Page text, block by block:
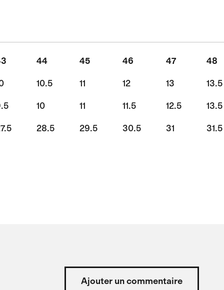
44 45 46 47 48
10.5 11 12 13 13.5
10 11 11.5 12.5 13.5
28.5 29.5 30.5 31 31.5
Ajouter un commentaire